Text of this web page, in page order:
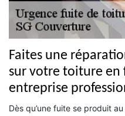
Faites une
sur votre toiture en
entreprise
Dès qu’une fuite se produit